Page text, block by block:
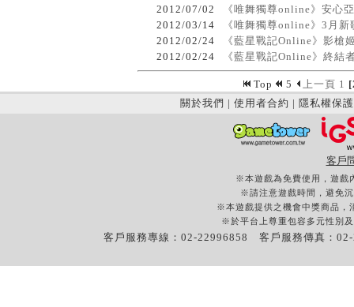
2012/07/02
《唯舞獨尊online》安心
2012/03/14
《唯舞獨尊online》3月新
2012/02/24
《藍星戰記Online》影槍
2012/02/24
《藍星戰記Online》終結
Top 5 上一頁 1
關於我們 | 使用者合約 | 隱私權保護
客戶
※本遊戲為免費使用，遊戲
※請注意遊戲時間，避免
※本遊戲提供之機會中獎商品，
※於平台上尊重包容多元性別
客戶服務專線：02-22996858 客戶服務傳真：